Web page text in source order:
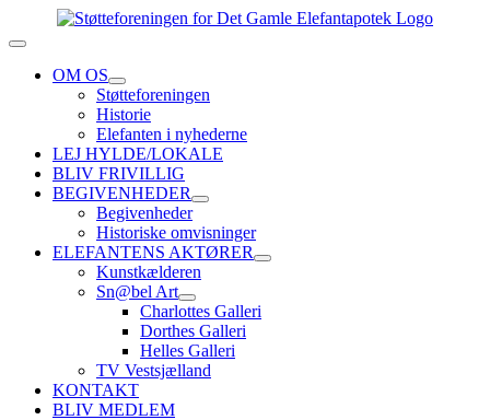
to
Toggle
NavigationOM OS
Støtteforeningen
Historie
Elefanten i nyhederne
LEJ HYLDE/LOKALE
BLIV FRIVILLIG
BEGIVENHEDER
Begivenheder
Historiske omvisninger
ELEFANTENS AKTØRER
Kunstkælderen
Sn@bel Art
Charlottes Galleri
Dorthes Galleri
Helles Galleri
TV Vestsjælland
KONTAKT
BLIV MEDLEM